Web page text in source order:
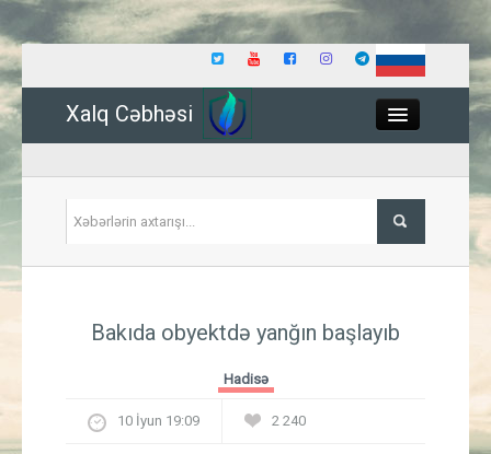
Xalq Cəbhəsi
İqtisadiyyat
Bakıda obyektdə yanğın başlayıb
Hadisə
10 İyun 19:09 2 240